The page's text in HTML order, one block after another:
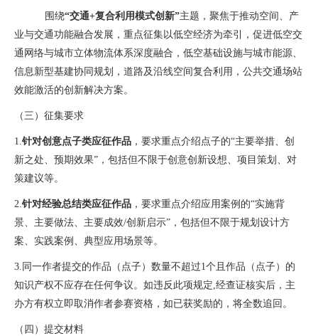
围绕“交通+复合利用模式创新”主题，聚焦于推动空间、产
业与交通功能融合发展，重点征集以低空经济为牵引，促进低空交
通网络与城市立体物流体系深度融合，低空基础设施与城市能源、
信息新型基建协同规划，道路及沿线空间复合利用，公共交通场站
效能激活的创新解决方案。
（三） 征集要求
1.针对创意点子类应征作品 ，要求重点介绍点子的“主要举措、创
新之处、预期效果”，包括但不限于创意创新设想、项目策划、对
策建议等。
2.针对经验总结类应征作品 ，要求重点介绍应用案例的“实施背
景、主要做法、主要成效/创新启示”，包括但不限于规划设计方
案、实践案例、典型应用场景等。
3. 同一作者提交的作品（点子）数量不超过1个且作品（点子）的
知识产权不应存在任何争议。如违反此项规定,经查证核实后，主
办方有权立即取消作者参赛资格，如已获奖励的，将全数追回。
（四）提交材料